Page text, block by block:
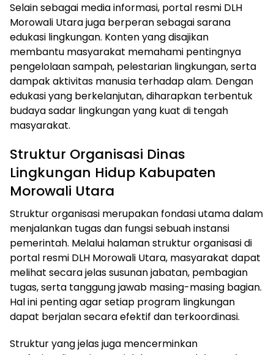
Selain sebagai media informasi, portal resmi DLH
Morowali Utara juga berperan sebagai sarana
edukasi lingkungan. Konten yang disajikan
membantu masyarakat memahami pentingnya
pengelolaan sampah, pelestarian lingkungan, serta
dampak aktivitas manusia terhadap alam. Dengan
edukasi yang berkelanjutan, diharapkan terbentuk
budaya sadar lingkungan yang kuat di tengah
masyarakat.
Struktur Organisasi Dinas
Lingkungan Hidup Kabupaten
Morowali Utara
Struktur organisasi merupakan fondasi utama dalam
menjalankan tugas dan fungsi sebuah instansi
pemerintah. Melalui halaman struktur organisasi di
portal resmi DLH Morowali Utara, masyarakat dapat
melihat secara jelas susunan jabatan, pembagian
tugas, serta tanggung jawab masing-masing bagian.
Hal ini penting agar setiap program lingkungan
dapat berjalan secara efektif dan terkoordinasi.
Struktur yang jelas juga mencerminkan